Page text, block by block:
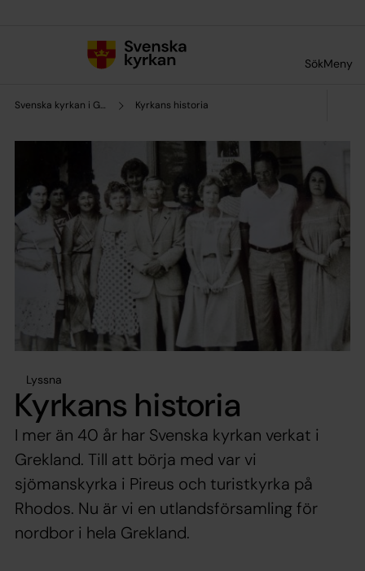
SökMeny
Svenska kyrkan i Grekland Kyrkans historia
Lyssna
Kyrkans historia
I mer än 40 år har Svenska kyrkan verkat i
Grekland. Till att börja med var vi
sjömanskyrka i Pireus och turistkyrka på
Rhodos. Nu är vi en utlandsförsamling för
nordbor i hela Grekland.